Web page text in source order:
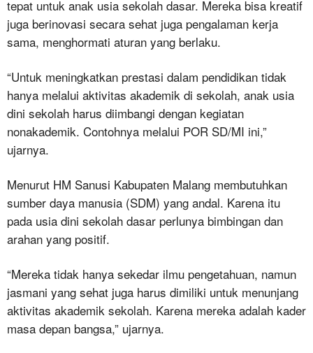
tepat untuk anak usia sekolah dasar. Mereka bisa kreatif
juga berinovasi secara sehat juga pengalaman kerja
sama, menghormati aturan yang berlaku.
“Untuk meningkatkan prestasi dalam pendidikan tidak
hanya melalui aktivitas akademik di sekolah, anak usia
dini sekolah harus diimbangi dengan kegiatan
nonakademik. Contohnya melalui POR SD/MI ini,”
ujarnya.
Menurut HM Sanusi Kabupaten Malang membutuhkan
sumber daya manusia (SDM) yang andal. Karena itu
pada usia dini sekolah dasar perlunya bimbingan dan
arahan yang positif.
“Mereka tidak hanya sekedar ilmu pengetahuan, namun
jasmani yang sehat juga harus dimiliki untuk menunjang
aktivitas akademik sekolah. Karena mereka adalah kader
masa depan bangsa,” ujarnya.